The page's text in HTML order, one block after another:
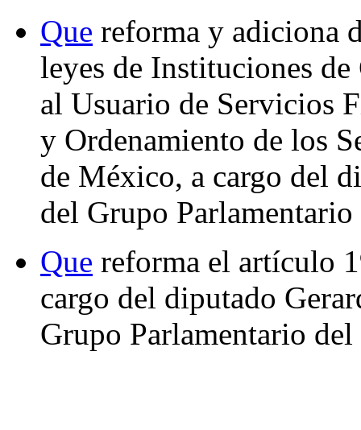
Que reforma y adiciona
leyes de Instituciones
al Usuario de Servicios
y Ordenamiento de los
de México, a cargo del
del Grupo
Que reforma el artículo
cargo del diputado
Grupo Parlamentario